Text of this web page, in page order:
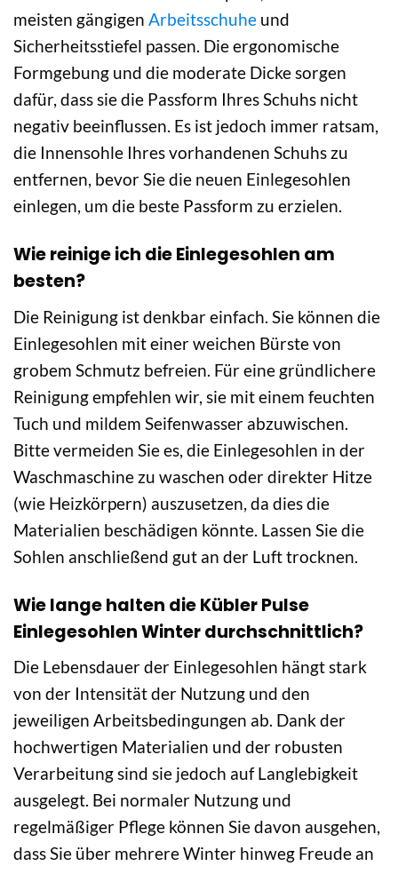
meisten gängigen Arbeitsschuhe und
Sicherheitsstiefel passen. Die ergonomische
Formgebung und die moderate Dicke sorgen
dafür, dass sie die Passform Ihres Schuhs nicht
negativ beeinflussen. Es ist jedoch immer ratsam,
die Innensohle Ihres vorhandenen Schuhs zu
entfernen, bevor Sie die neuen Einlegesohlen
einlegen, um die beste Passform zu erzielen.
Wie reinige ich die Einlegesohlen am
besten?
Die Reinigung ist denkbar einfach. Sie können die
Einlegesohlen mit einer weichen Bürste von
grobem Schmutz befreien. Für eine gründlichere
Reinigung empfehlen wir, sie mit einem feuchten
Tuch und mildem Seifenwasser abzuwischen.
Bitte vermeiden Sie es, die Einlegesohlen in der
Waschmaschine zu waschen oder direkter Hitze
(wie Heizkörpern) auszusetzen, da dies die
Materialien beschädigen könnte. Lassen Sie die
Sohlen anschließend gut an der Luft trocknen.
Wie lange halten die Kübler Pulse
Einlegesohlen Winter durchschnittlich?
Die Lebensdauer der Einlegesohlen hängt stark
von der Intensität der Nutzung und den
jeweiligen Arbeitsbedingungen ab. Dank der
hochwertigen Materialien und der robusten
Verarbeitung sind sie jedoch auf Langlebigkeit
ausgelegt. Bei normaler Nutzung und
regelmäßiger Pflege können Sie davon ausgehen,
dass Sie über mehrere Winter hinweg Freude an